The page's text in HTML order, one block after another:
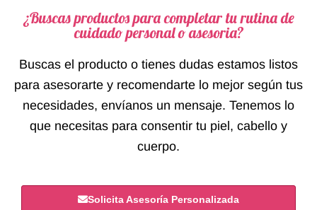
¿Buscas productos para completar tu rutina de
cuidado personal o asesoria?
Buscas el producto o tienes dudas estamos listos
para asesorarte y recomendarte lo mejor según tus
necesidades, envíanos un mensaje. Tenemos lo
que necesitas para consentir tu piel, cabello y
cuerpo.
Solicita Asesoría Personalizada